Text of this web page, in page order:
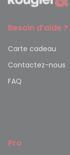
Besoin d’aide ?
Carte cadeau
Contactez-nous
FAQ
Pro